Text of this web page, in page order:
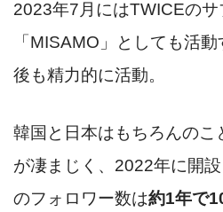
2023年7月にはTWICEのサ
「MISAMO」としても活
後も精力的に活動。
韓国と日本はもちろんのこ
が凄まじく、2022年に開
のフォロワー数は約1年で